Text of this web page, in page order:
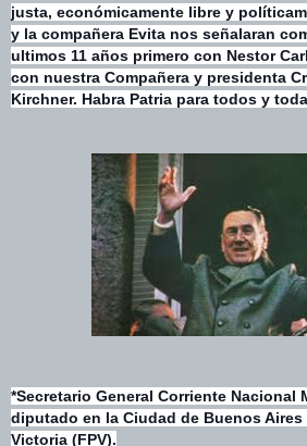
justa, económicamente libre y
y la compañera Evita nos señalaran
ultimos 11 años primero con Nestor
con nuestra Compañera y presidenta
Kirchner. Habra Patria para todos y
*Secretario General Corriente Nacional
diputado en la Ciudad de Buenos
Victoria (FPV).